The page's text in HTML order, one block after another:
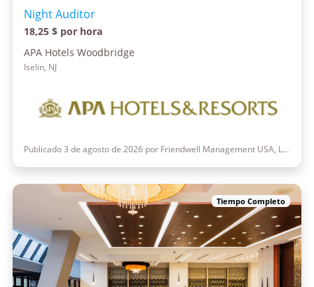
Night Auditor
18,25 $ por hora
APA Hotels Woodbridge
Iselin, NJ
Publicado 3 de agosto de 2026 por Friendwell Management USA, LLC
Tiempo Completo